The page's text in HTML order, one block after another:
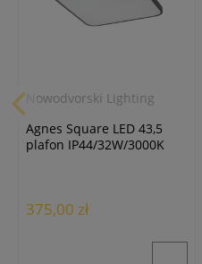
Nowodvorski Lighting
Agnes Square LED 43,5
plafon IP44/32W/3000K
375,00 zł